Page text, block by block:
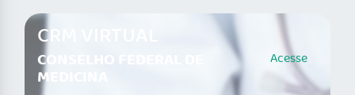
CRM VIRTUAL
CONSELHO FEDERAL DE
MEDICINA
Acesse